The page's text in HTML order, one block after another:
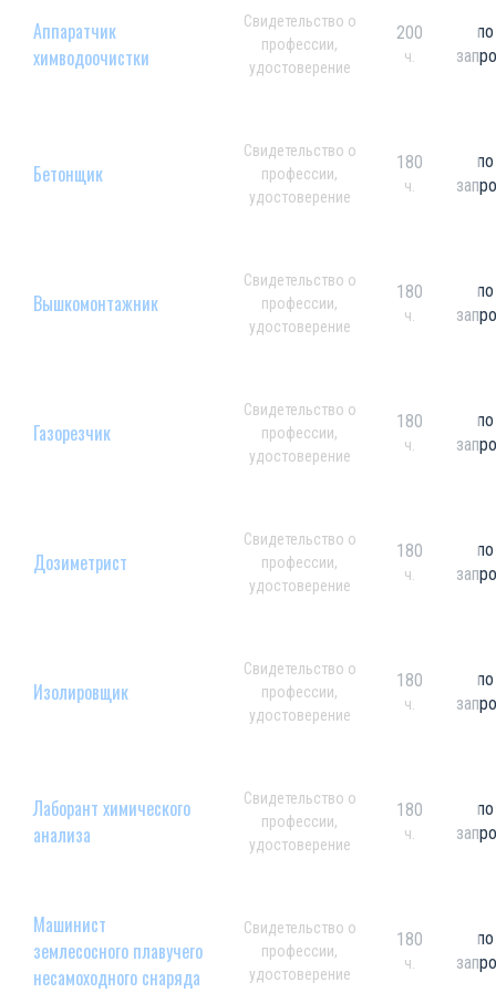
Аппаратчик
химводоочистки
Свидетельство о
профессии,
удостоверение
200
ч.
по
Бетонщик
Свидетельство о
профессии,
удостоверение
180
ч.
по
Вышкомонтажник
Свидетельство о
профессии,
удостоверение
180
ч.
по
Газорезчик
Свидетельство о
профессии,
удостоверение
180
ч.
по
Дозиметрист
Свидетельство о
профессии,
удостоверение
180
ч.
по
Изолировщик
Свидетельство о
профессии,
удостоверение
180
ч.
по
Лаборант химического
анализа
Свидетельство о
профессии,
удостоверение
180
ч.
по
Машинист
землесосного плавучего
несамоходного снаряда
Свидетельство о
профессии,
удостоверение
180
ч.
по